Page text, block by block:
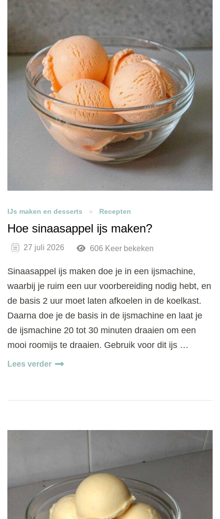
IJs maken en desserts Recepten
Hoe sinaasappel ijs maken?
27 juli 2026 606 Keer bekeken
Sinaasappel ijs maken doe je in een ijsmachine,
waarbij je ruim een uur voorbereiding nodig hebt, en
de basis 2 uur moet laten afkoelen in de koelkast.
Daarna doe je de basis in de ijsmachine en laat je
de ijsmachine 20 tot 30 minuten draaien om een
mooi roomijs te draaien. Gebruik voor dit ijs …
Lees verder